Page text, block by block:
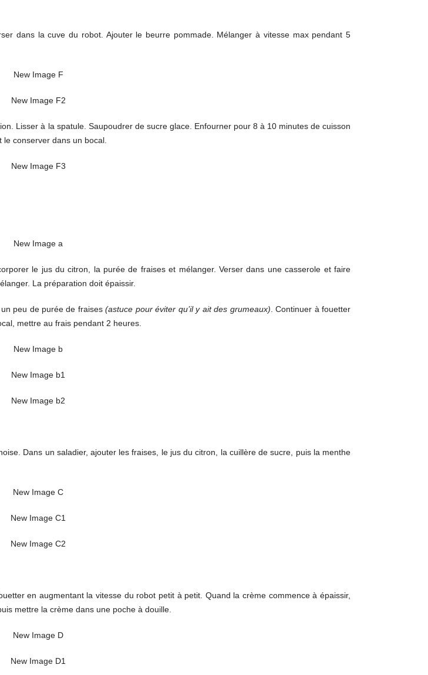
dans la cuve du robot. Ajouter le beurre pommade. Mélanger à vitesse max pendant 5
Lisser à la spatule. Saupoudrer de sucre glace. Enfourner pour 8 à 10 minutes de cuisson
le conserver dans un bocal.
le jus du citron, la purée de fraises et mélanger. Verser dans une casserole et faire
La préparation doit épaissir.
un peu de purée de fraises(astuce pour éviter qu’il y ait des grumeaux). Continuer à fouetter
mettre au frais pendant 2 heures.
Dans un saladier, ajouter les fraises, le jus du citron, la cuillère de sucre, puis la menthe
en augmentant la vitesse du robot petit à petit. Quand la crème commence à épaissir,
mettre la crème dans une poche à douille.